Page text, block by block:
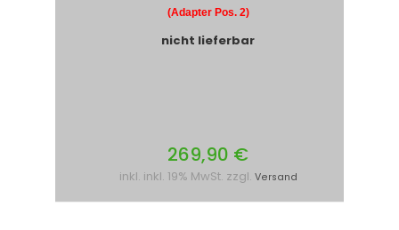
(Adapter Pos. 2)
nicht lieferbar
269,90 €
inkl. inkl. 19% MwSt. zzgl. Versand